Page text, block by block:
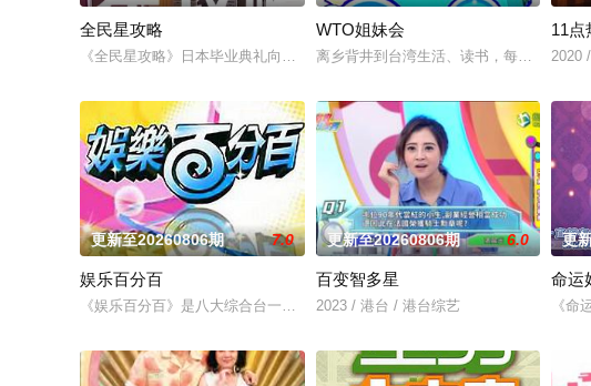
全民星攻略
《全民星攻略》日本毕业典礼向学长要制服的第二颗钮釦代表著什麽意思呢？
WTO姐妹会
离乡背井到台湾生活、读书，每个台湾新
11点
2020
更新至20260806期 7.0
娱乐百分百
《娱乐百分百》是八大综合台一档娱乐新闻节目，每天报道最新的娱乐新闻，
更新至20260806期 6.0
百变智多星
2023 / 港台 / 港台综艺
更
命运
《命